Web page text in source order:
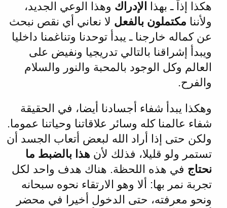
هكذا إذاً ـ بهذا الإدراك وهذا الوعي الجديد،
ولأننا مكتملون بالفعل لا نعاني أي نقص نبحث
عن كماله خارجنا ـ يبدأ توحدنا وتناغمنا داخليا
ويبدأ إشراقنا بالتالي تدريجيا ونفيض على
العالم وكل الوجود بالمحبة والنور والسلام
والفرح.
وهكذا يبدأ شفاء أجسادنا أيضا، في الحقيقة
شفاء عالمنا كله وسائر علاقاتنا وحياتنا عموما.
ولكن حتى إذا أراد الله لبعض أتعاب الجسد أن
تستمر ولو قليلا، فذلك لأن هذا بالضبط ما
نحتاج في هذه اللحظة. هناك هدف واحد لكل
تجربة نمر بها: ألا وهو الارتقاء نحوه سبحانه
ونحو معرفته، حتى الدخول أخيرا في محضر